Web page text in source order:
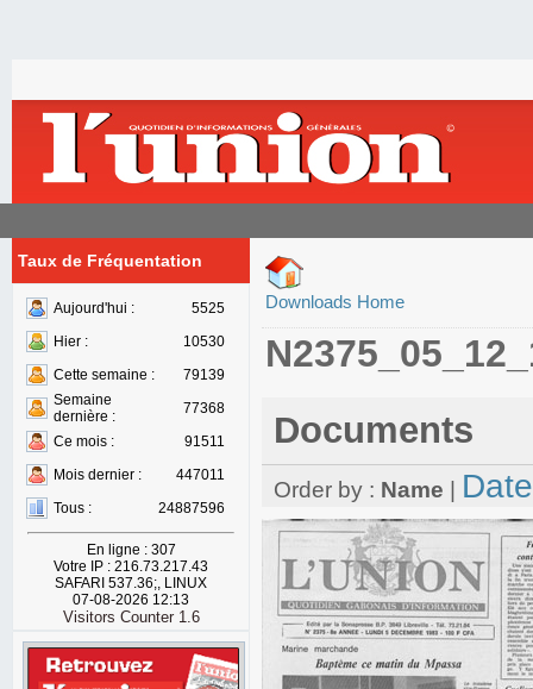
Taux de Fréquentation
Aujourd'hui :
5525
Hier :
10530
Cette semaine :
79139
Semaine
dernière :
77368
Ce mois :
91511
Mois dernier :
447011
Tous :
24887596
En ligne : 307
Votre IP : 216.73.217.43
SAFARI 537.36;, LINUX
07-08-2026 12:13
Visitors Counter 1.6
Downloads Home
Documents
Order by : Name Date